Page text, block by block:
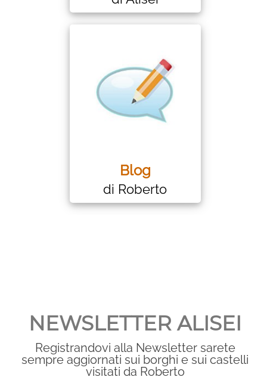
Blog
di Roberto
NEWSLETTER ALISEI
Registrandovi alla Newsletter sarete
sempre aggiornati sui borghi e sui castelli
visitati da Roberto